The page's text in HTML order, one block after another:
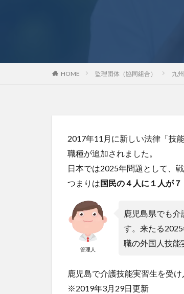
HOME 監理団体（協同組合） 九
2017年11月に新しい法律「技
職種が追加されました。
日本では2025年問題として、
つまりは国民の４人に１人が
管理人
鹿児島県でも
す。来たる
職の外国人技能
鹿児島で介護技能実習生を受
※2019年3月29日更新